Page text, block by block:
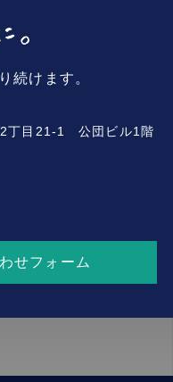
続けます。
丁目21-1 公団ビル1階
せフォーム